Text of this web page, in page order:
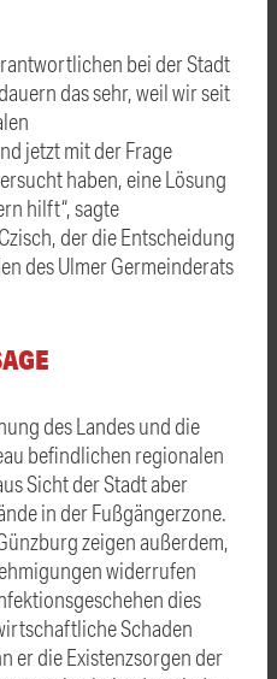
bei der Stadt
das sehr, weil wir seit
jetzt mit der Frage
haben, eine Lösung
hilft“, sagte
der die Entscheidung
des Ulmer Germeinderats
des Landes und die
befindlichen regionalen
Sicht der Stadt aber
in der Fußgängerzone.
zeigen außerdem,
widerrufen
dies
Schaden
er die Existenzsorgen der